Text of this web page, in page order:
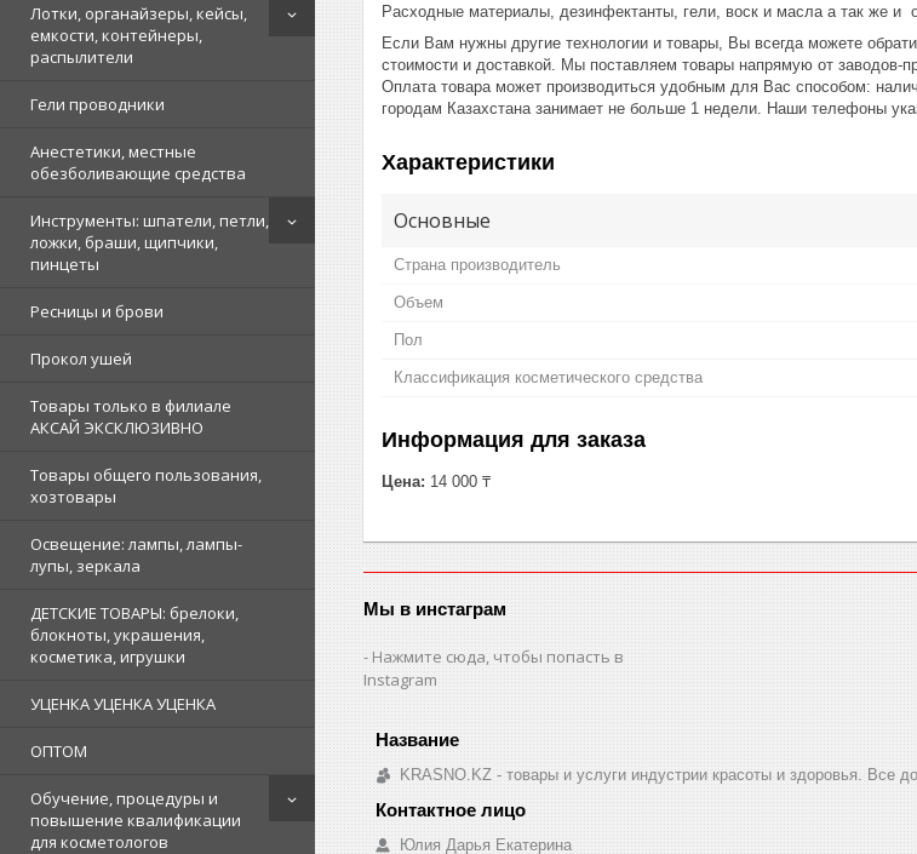
Лотки, органайзеры, кейсы,
емкости, контейнеры,
распылители
Гели проводники
Анестетики, местные
обезболивающие средства
Инструменты: шпатели, петли,
ложки, браши, щипчики,
пинцеты
Ресницы и брови
Прокол ушей
Товары только в филиале
АКСАЙ ЭКСКЛЮЗИВНО
Товары общего пользования,
хозтовары
Освещение: лампы, лампы-
лупы, зеркала
ДЕТСКИЕ ТОВАРЫ: брелоки,
блокноты, украшения,
косметика, игрушки
УЦЕНКА УЦЕНКА УЦЕНКА
ОПТОМ
Обучение, процедуры и
повышение квалификации
для косметологов
Расходные материалы, дезинфектанты, гели, воск и масла а так же и
Если Вам нужны другие технологии и товары, Вы всегда можете
стоимости и доставкой. Мы поставляем товары напрямую от
Оплата товара может производиться удобным для Вас способом:
городам Казахстана занимает не больше 1 недели. Наши телефоны
Характеристики
Основные
Страна производитель
Объем
Пол
Классификация косметического средства
Информация для заказа
Цена: 14 000 ₸
Мы в инстаграм
Нажмите сюда, чтобы попасть в
Instagram
KRASNO.KZ - товары и услуги индустрии красоты и здоровья. Все
Юлия Дарья Екатерина